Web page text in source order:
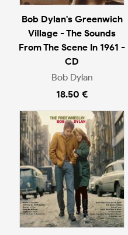
Bob Dylan's Greenwich
Village - The Sounds
From The Scene In 1961 -
CD
Bob Dylan
18.50 €